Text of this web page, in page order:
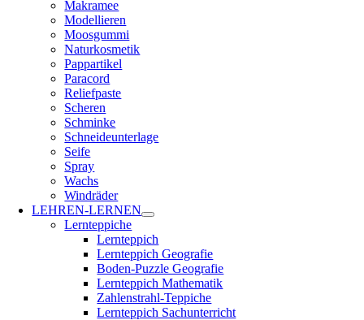
Makramee
Modellieren
Moosgummi
Naturkosmetik
Pappartikel
Paracord
Reliefpaste
Scheren
Schminke
Schneideunterlage
Seife
Spray
Wachs
Windräder
LEHREN-LERNEN
Lernteppiche
Lernteppich
Lernteppich Geografie
Boden-Puzzle Geografie
Lernteppich Mathematik
Zahlenstrahl-Teppiche
Lernteppich Sachunterricht